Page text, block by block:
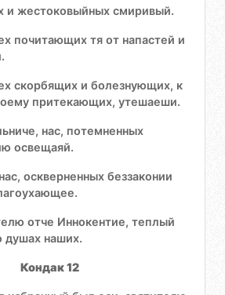
и жестоковыйных смиривый.
почитающих тя от напастей и
скорбящих и болезнующих, к
притекающих, утешаеши.
нас, потемненных
освещаяй.
оскверненных беззаконии
отче Иннокентие, теплый
душах наших.
Кондак 12